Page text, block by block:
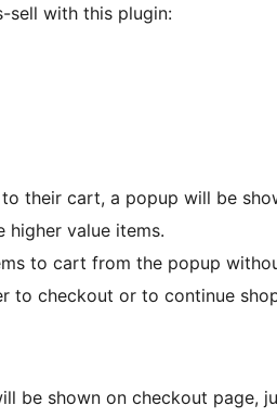
sell with this plugin:
their cart, a popup will be
higher value items.
to cart from the popup
to checkout or to continue
be shown on checkout page,